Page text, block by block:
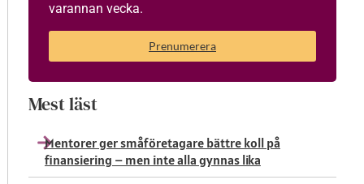
varannan vecka.
Prenumerera
Mest läst
Mentorer ger småföretagare bättre koll på
finansiering – men inte alla gynnas lika